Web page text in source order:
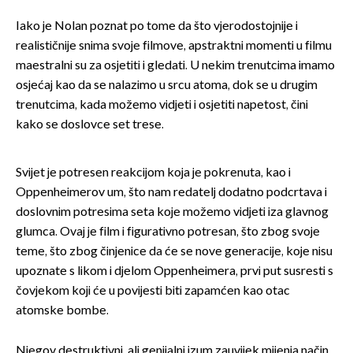
Iako je Nolan poznat po tome da što vjerodostojnije i
realističnije snima svoje filmove, apstraktni momenti u filmu
maestralni su za osjetiti i gledati. U nekim trenutcima imamo
osjećaj kao da se nalazimo u srcu atoma, dok se u drugim
trenutcima, kada možemo vidjeti i osjetiti napetost, čini
kako se doslovce set trese.
Svijet je potresen reakcijom koja je pokrenuta, kao i
Oppenheimerov um, što nam redatelj dodatno podcrtava i
doslovnim potresima seta koje možemo vidjeti iza glavnog
glumca. Ovaj je film i figurativno potresan, što zbog svoje
teme, što zbog činjenice da će se nove generacije, koje nisu
upoznate s likom i djelom Oppenheimera, prvi put susresti s
čovjekom koji će u povijesti biti zapamćen kao otac
atomske bombe.